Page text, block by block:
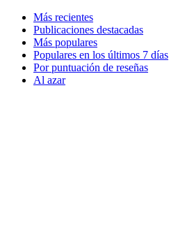
Más recientes
Publicaciones destacadas
Más populares
Populares en los últimos 7 días
Por puntuación de reseñas
Al azar